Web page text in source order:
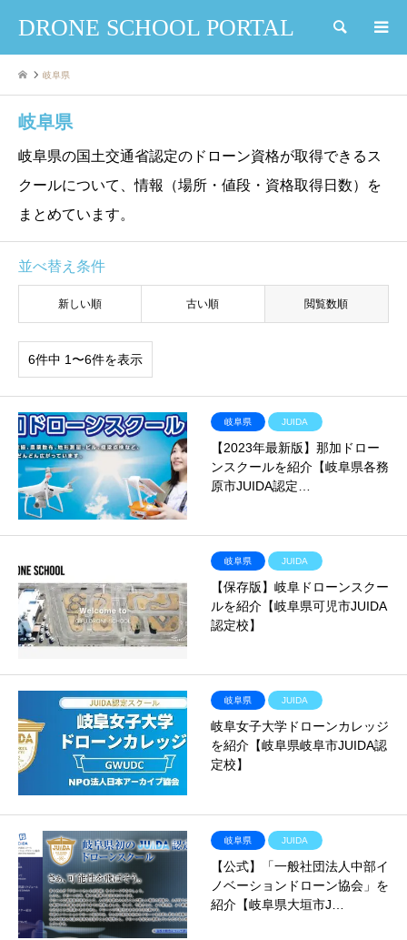
DRONE SCHOOL PORTAL 検索
岐阜県
岐阜県
岐阜県の国土交通省認定のドローン資格が取得できるス
クールについて、情報（場所・値段・資格取得日数）を
まとめています。
並べ替え条件
新しい順 古い順 閲覧数順
6件中 1〜6件を表示
岐阜県 JUIDA
【2023年最新版】那加ドロー
ンスクールを紹介【岐阜県各務
原市JUIDA認定…
岐阜県 JUIDA
【保存版】岐阜ドローンスクー
ルを紹介【岐阜県可児市JUIDA
認定校】
岐阜県 JUIDA
岐阜女子大学ドローンカレッジ
を紹介【岐阜県岐阜市JUIDA認
定校】
岐阜県 JUIDA
【公式】「一般社団法人中部イ
ノベーションドローン協会」を
紹介【岐阜県大垣市J…